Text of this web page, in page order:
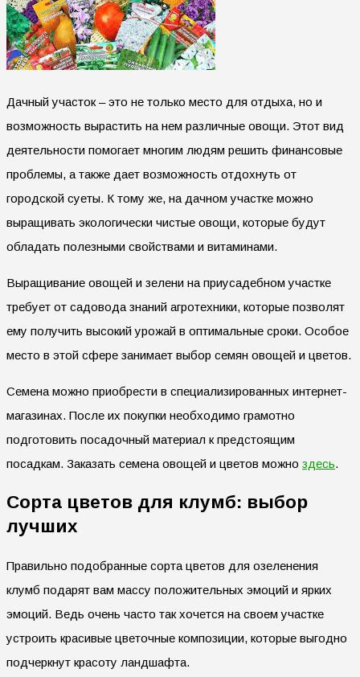
Дачный участок – это не только место для отдыха, но и
возможность вырастить на нем различные овощи. Этот вид
деятельности помогает многим людям решить финансовые
проблемы, а также дает возможность отдохнуть от
городской суеты. К тому же, на дачном участке можно
выращивать экологически чистые овощи, которые будут
обладать полезными свойствами и витаминами.
Выращивание овощей и зелени на приусадебном участке
требует от садовода знаний агротехники, которые позволят
ему получить высокий урожай в оптимальные сроки. Особое
место в этой сфере занимает выбор семян овощей и цветов.
Семена можно приобрести в специализированных интернет-
магазинах. После их покупки необходимо грамотно
подготовить посадочный материал к предстоящим
посадкам. Заказать семена овощей и цветов можно здесь.
Сорта цветов для клумб: выбор
лучших
Правильно подобранные сорта цветов для озеленения
клумб подарят вам массу положительных эмоций и ярких
эмоций. Ведь очень часто так хочется на своем участке
устроить красивые цветочные композиции, которые выгодно
подчеркнут красоту ландшафта.